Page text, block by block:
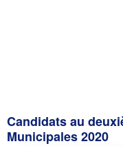
Candidats au
Municipales 2020